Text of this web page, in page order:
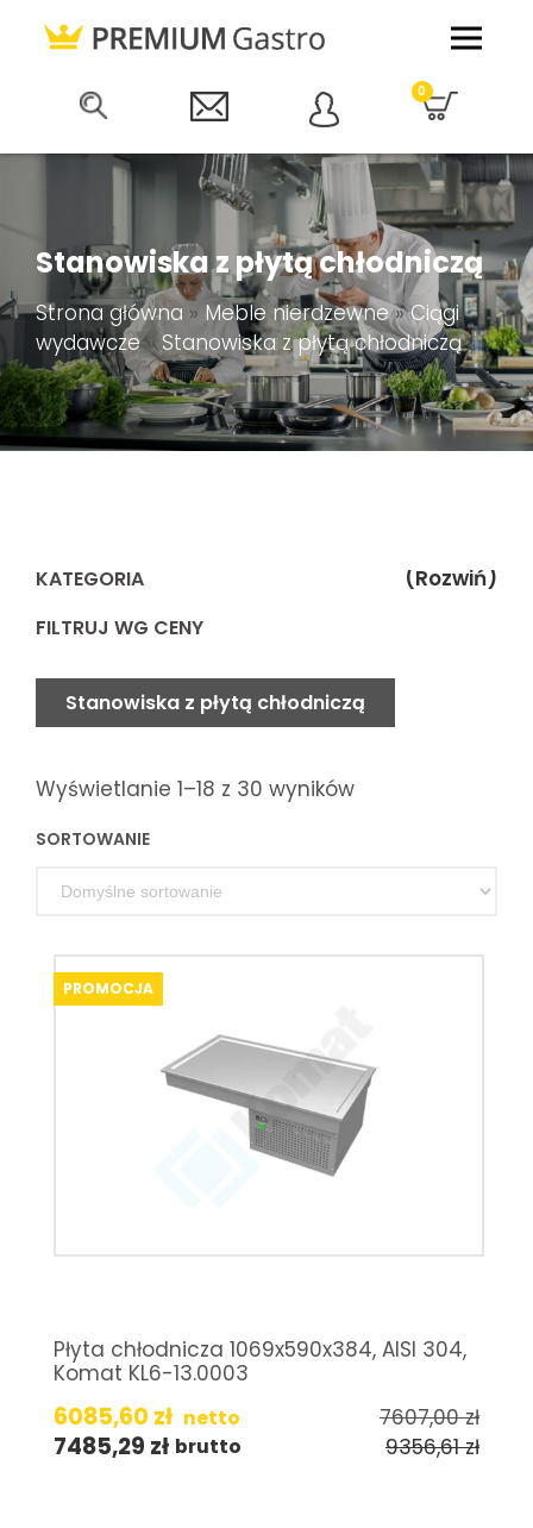
0
Stanowiska z płytą chłodniczą
Strona główna » Meble nierdzewne»Ciągi
wydawcze»Stanowiska z płytą chłodniczą
KATEGORIA (Rozwiń)
FILTRUJ WG CENY
Stanowiska z płytą chłodniczą
Wyświetlanie 1–18 z 30 wyników
SORTOWANIE
PROMOCJA
Płyta chłodnicza 1069x590x384, AISI 304,
Komat KL6-13.0003
6085,60 zł netto 7607,00zł
7485,29 zł brutto 9356,61zł